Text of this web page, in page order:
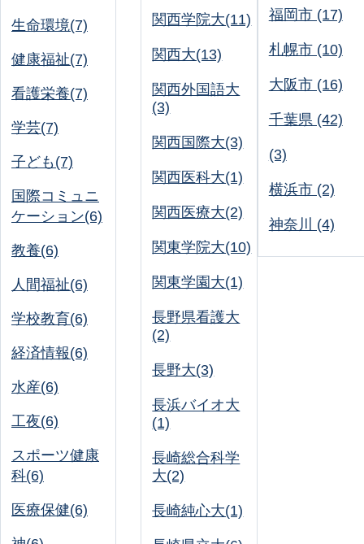
生命環境(7)
健康福祉(7)
看護栄養(7)
学芸(7)
子ども(7)
国際コミュニ
ケーション(6)
教養(6)
人間福祉(6)
学校教育(6)
経済情報(6)
水産(6)
工夜(6)
スポーツ健康
科(6)
医療保健(6)
関西学院大(11)
関西大(13)
関西外国語大
(3)
関西国際大(3)
関西医科大(1)
関西医療大(2)
関東学院大(10)
関東学園大(1)
長野県看護大
(2)
長野大(3)
長浜バイオ大
(1)
長崎総合科学
大(2)
長崎純心大(1)
福岡市 (17)
札幌市 (10)
大阪市 (16)
千葉県 (42)
(3)
横浜市 (2)
神奈川 (4)